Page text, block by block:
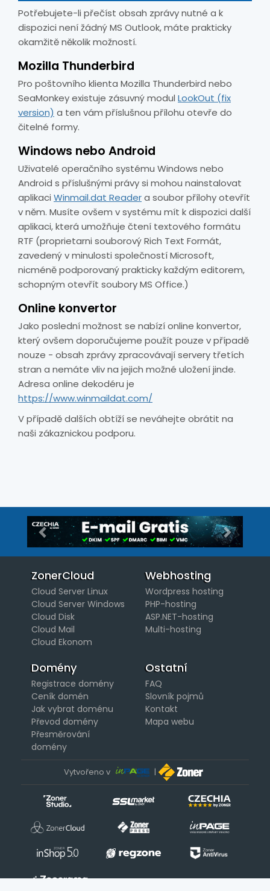
Potřebujete-li přečíst obsah zprávy nutné a k
dispozici není žádný MS Outlook, máte prakticky
okamžitě několik možností.
Mozilla Thunderbird
Pro poštovního klienta Mozilla Thunderbird nebo
SeaMonkey existuje zásuvný modul LookOut (fix
version) a ten vám příslušnou přílohu otevře do
čitelné formy.
Windows nebo Android
Uživatelé operačního systému Windows nebo
Android s příslušnými právy si mohou nainstalovat
aplikaci Winmail.dat Readera soubor přílohy otevřít
v něm. Musíte ovšem v systému mít k dispozici další
aplikaci, která umožňuje čtení textového formátu
RTF (proprietarni souborový Rich Text Formát,
zavedený v minulosti společností Microsoft,
nicméně podporovaný prakticky každým editorem,
schopným otevřít soubory MS Office.)
Online konvertor
Jako poslední možnost se nabízí online konvertor,
který ovšem doporučujeme použít pouze v případě
nouze - obsah zprávy zpracovávají servery třetích
stran a nemáte vliv na jejich možné uložení jinde.
Adresa online dekodéru je
https://www.winmaildat.com/
V případě dalších obtíží se neváhejte obrátit na
naši zákaznickou podporu.
Předchozí Další
ZonerCloud
Cloud Server Linux
Cloud Server Windows
Cloud Disk
Cloud Mail
Cloud Ekonom
Webhosting
Wordpress hosting
PHP-hosting
ASP.NET-hosting
Multi-hosting
Domény
Registrace domény
Ceník domén
Jak vybrat doménu
Převod domény
Přesměrování
domény
Ostatní
FAQ
Slovník pojmů
Kontakt
Mapa webu
Vytvořeno v |